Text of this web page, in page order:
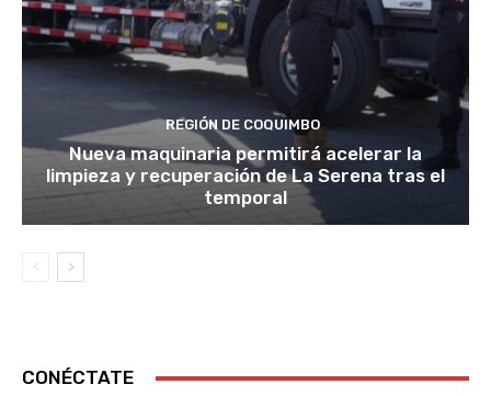
REGIÓN DE COQUIMBO
Nueva maquinaria permitirá acelerar la
limpieza y recuperación de La Serena tras el
temporal
CONÉCTATE